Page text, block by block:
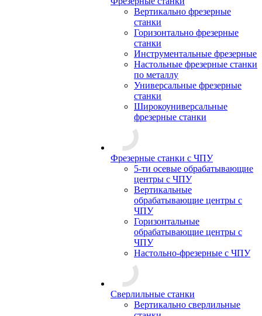
Вертикально фрезерные
станки
Горизонтально фрезерные
станки
Инструментальные фрезерные
Настольные фрезерные станки
по металлу
Универсальные фрезерные
станки
Широкоуниверсальные
фрезерные станки
Фрезерные станки с ЧПУ
5-ти осевые обрабатывающие
центры с ЧПУ
Вертикальные
обрабатывающие центры с
ЧПУ
Горизонтальные
обрабатывающие центры с
ЧПУ
Настольно-фрезерные с ЧПУ
Сверлильные станки
Вертикально сверлильные